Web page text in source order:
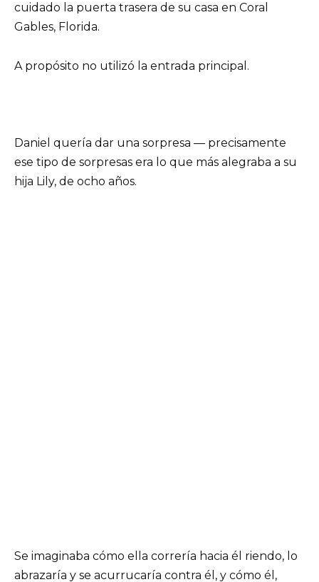
cuidado la puerta trasera de su casa en Coral
Gables, Florida.
A propósito no utilizó la entrada principal.
Daniel quería dar una sorpresa — precisamente
ese tipo de sorpresas era lo que más alegraba a su
hija Lily, de ocho años.
Se imaginaba cómo ella correría hacia él riendo, lo
abrazaría y se acurrucaría contra él, y cómo él,